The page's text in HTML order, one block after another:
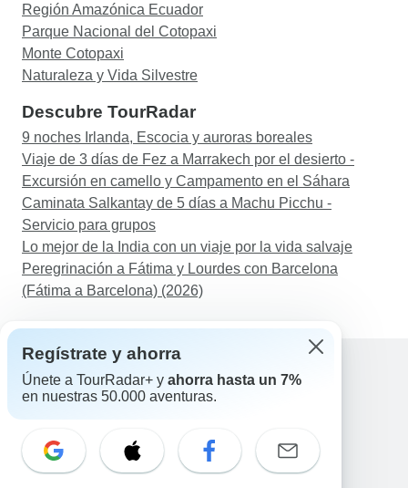
Región Amazónica Ecuador
Parque Nacional del Cotopaxi
Monte Cotopaxi
Naturaleza y Vida Silvestre
Descubre TourRadar
9 noches Irlanda, Escocia y auroras boreales
Viaje de 3 días de Fez a Marrakech por el desierto -
Excursión en camello y Campamento en el Sáhara
Caminata Salkantay de 5 días a Machu Picchu -
Servicio para grupos
Lo mejor de la India con un viaje por la vida salvaje
Peregrinación a Fátima y Lourdes con Barcelona
(Fátima a Barcelona) (2026)
Ayuda
Correo electrónico: support@tourradar.com
Selecciona el idioma
Regístrate y ahorra
Únete a TourRadar+ y ahorra hasta un 7%
en nuestras 50.000 aventuras.